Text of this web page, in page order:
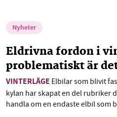
Nyheter
Eldrivna fordon i
problematiskt är
VINTERLÄGE Elbilar som blivit
kylan har skapat en del rubriker
handla om en endaste elbil som
Stötta vårt arbete
Läs vad vi